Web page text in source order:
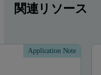
関連リソース
Application Note